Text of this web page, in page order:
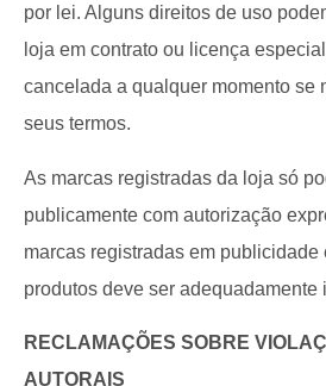
por lei. Alguns direitos de uso
loja em contrato ou licença
cancelada a qualquer momento se
seus termos.
As marcas registradas da loja só
publicamente com autorização
marcas registradas em publicidade
produtos deve ser adequadamente
RECLAMAÇÕES SOBRE
AUTORAIS